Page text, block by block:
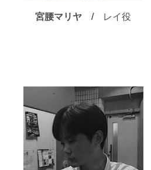
宮腰マリヤ / レイ役